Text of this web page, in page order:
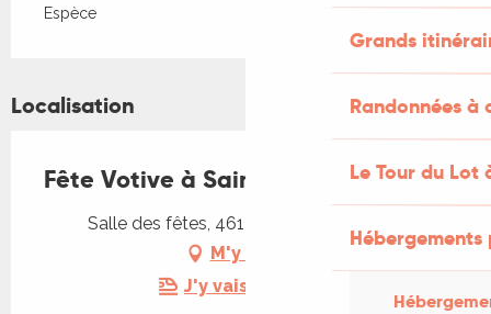
Grands
Randonnées
Le Tour du Lot
Espèce
Localisation
Fête Votive à Sainte-Colombe
Salle des fêtes, 46120 Sainte-Colombe
M'y rendre
J'y vais en train !